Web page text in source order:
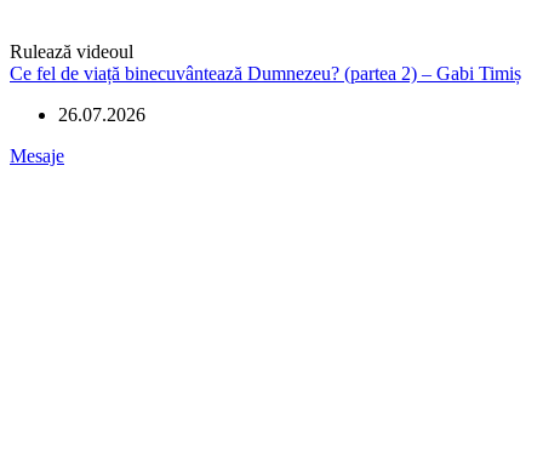
Rulează videoul
Ce fel de viață binecuvântează Dumnezeu? (partea 2) – Gabi Timiș
26.07.2026
Mesaje